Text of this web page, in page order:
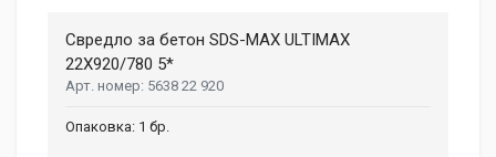
Свредло за бетон SDS-MAX ULTIMAX
22X920/780 5*
5638 22 920
1 бр.